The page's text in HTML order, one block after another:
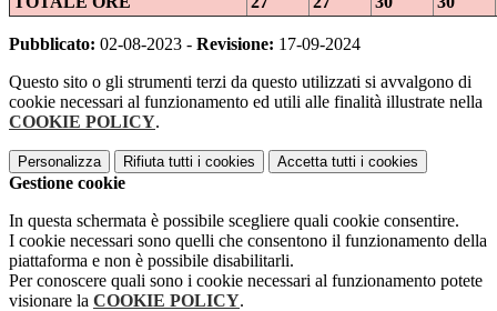
Pubblicato: 02-08-2023 - Revisione: 17-09-2024
Questo sito o gli strumenti terzi da questo utilizzati si avvalgono di
cookie necessari al funzionamento ed utili alle finalità illustrate nella
COOKIE POLICY.
Personalizza Rifiuta tutti i cookies Accetta tutti i cookies
Gestione cookie
In questa schermata è possibile scegliere quali cookie consentire.
I cookie necessari sono quelli che consentono il funzionamento della
piattaforma e non è possibile disabilitarli.
Per conoscere quali sono i cookie necessari al funzionamento potete
visionare la COOKIE POLICY.